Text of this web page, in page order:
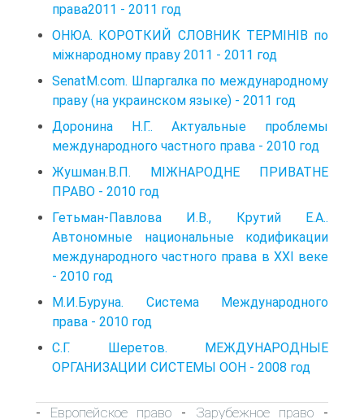
права2011 - 2011 год
ОНЮА. КОРОТКИЙ СЛОВНИК ТЕРМІНІВ по
міжнародному праву 2011 - 2011 год
SenatM.com. Шпаргалка по международному
праву (на украинском языке) - 2011 год
Доронина Н.Г.. Актуальные проблемы
международного частного права - 2010 год
Жушман.В.П. МІЖНАРОДНЕ ПРИВАТНЕ
ПРАВО - 2010 год
Гетьман-Павлова И.В., Крутий Е.А..
Автономные национальные кодификации
международного частного права в XXI веке
- 2010 год
М.И.Буруна. Система Международного
права - 2010 год
С.Г. Шеретов. МЕЖДУНАРОДНЫЕ
ОРГАНИЗАЦИИ СИСТЕМЫ ООН - 2008 год
- Европейское право - Зарубежное право -